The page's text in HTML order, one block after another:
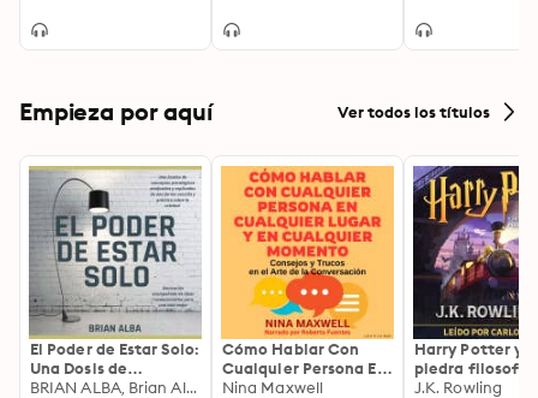
Sprache
Empieza por aquí Ver todos los títulos
El Poder de Estar Solo:
Una Dosis de
Motivación
BRIAN ALBA, Brian Alba
Cómo Hablar Con
Cualquier Persona En
Cualquier Lugar Y En
Nina Maxwell
Harry Potter y
piedra filosofal
J.K. Rowling